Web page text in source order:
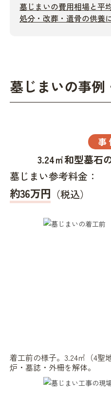
墓じまいの費用相場と平
処分・改葬・遺骨の供養
墓じまいの事例
事
3.24㎡和型墓石
墓じまい参考料金：
約36万円 （税込）
着工前の様子。3.24㎡（4聖
炉・墓誌・外柵を解体。